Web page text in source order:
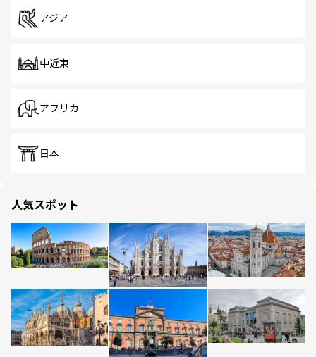
アジア
中近東
アフリカ
日本
人気スポット